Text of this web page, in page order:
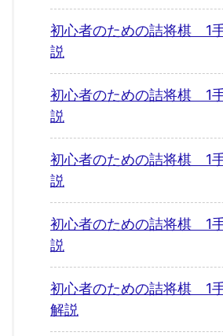
初心者のための詰将棋 1
説
初心者のための詰将棋 1
説
初心者のための詰将棋 1
説
初心者のための詰将棋 1
説
初心者のための詰将棋 1
解説